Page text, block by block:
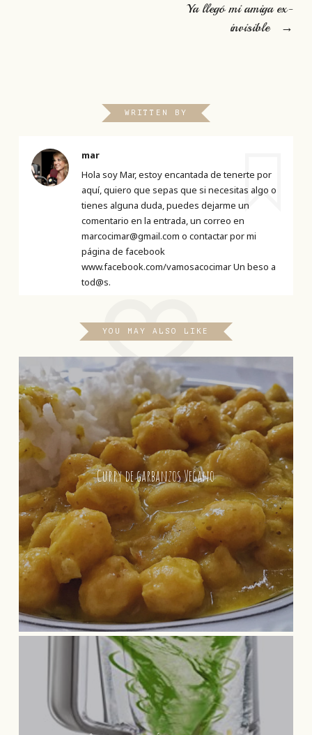
Ya llegó mi amiga ex-
invisible
→
WRITTEN BY
mar
Hola soy Mar, estoy encantada de tenerte por
aquí, quiero que sepas que si necesitas algo o
tienes alguna duda, puedes dejarme un
comentario en la entrada, un correo en
marcocimar@gmail.com o contactar por mi
página de facebook
www.facebook.com/vamosacocimar Un beso a
tod@s.
YOU MAY ALSO LIKE
Curry de garbanzos Vegano